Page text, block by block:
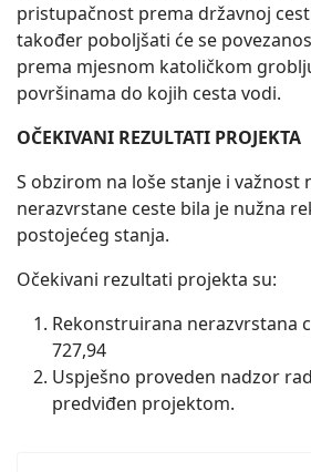
pristupačnost prema državnoj
također poboljšati će se
prema mjesnom katoličkom
površinama do kojih cesta vodi.
OČEKIVANI REZULTATI PROJEKTA
S obzirom na loše stanje i važnost
nerazvrstane ceste bila je nužna
postojećeg stanja.
Očekivani rezultati projekta su:
Rekonstruirana nerazvrstana
727,94
Uspješno proveden nadzor
predviđen projektom.